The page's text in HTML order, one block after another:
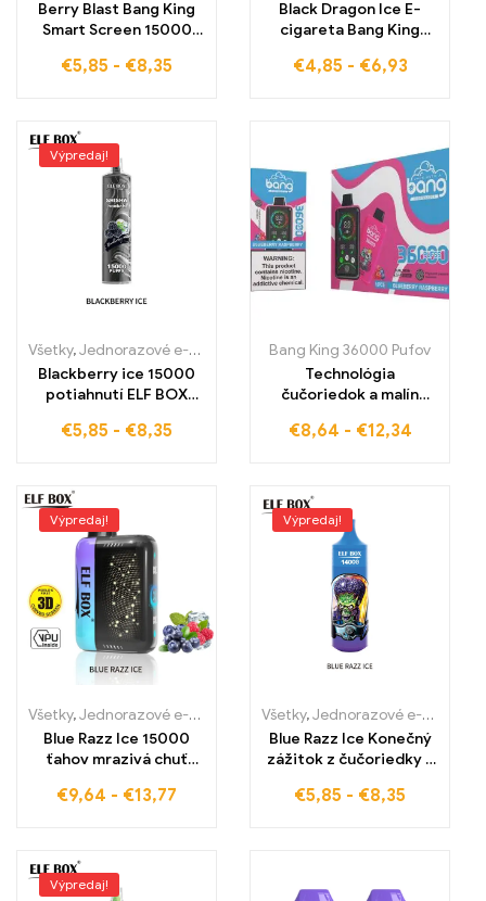
Berry Blast Bang King
Smart Screen 15000
parenia, ktorý
Screen pre maximálny
pôžitok
€5,85 - €8,35
Black Dragon Ice E-
cigareta Bang King
ľadovým drakom
€4,85 - €6,93
Výpredaj!
Všetky,Jednorazové e-cigaretky
Jednorazové e-cigarety
Blackberry ice 15000
potiahnutí ELF BOX
veľkoobchodná cena,
€5,85 - €8,35
Bang King 36000 Pufov
Technológia
čučoriedok a malín
bobúľ BANG KING
napätia, elektronická
cigareta
€8,64 - €12,34
Výpredaj!
Všetky,Jednorazové e-cigaretky
Jednorazové e-cigarety
Blue Razz Ice 15000
ťahov mrazivá chuť
X
€9,64 - €13,77
Výpredaj!
Všetky,Jednorazové e-cigaretky
Blue Razz Ice Konečný
zážitok z čučoriedky a
sviežosťou ELF BOX
€5,85 - €8,35
Výpredaj!